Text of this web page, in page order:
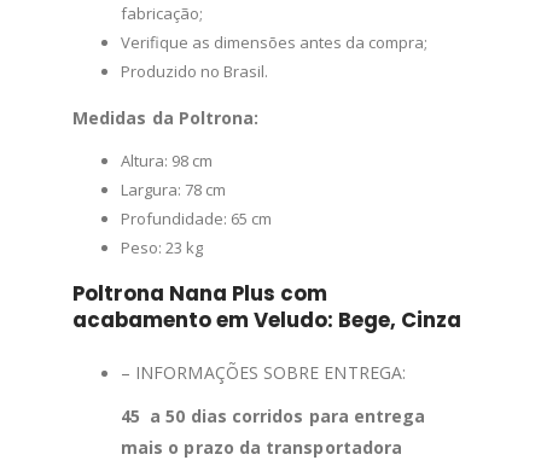
fabricação;
Verifique as dimensões antes da compra;
Produzido no Brasil.
Medidas da Poltrona:
Altura: 98 cm
Largura: 78 cm
Profundidade: 65 cm
Peso: 23 kg
Poltrona Nana Plus com
acabamento em Veludo: Bege, Cinza
– INFORMAÇÕES SOBRE ENTREGA:
45 a 50 dias corridos para entrega
mais o prazo da transportadora